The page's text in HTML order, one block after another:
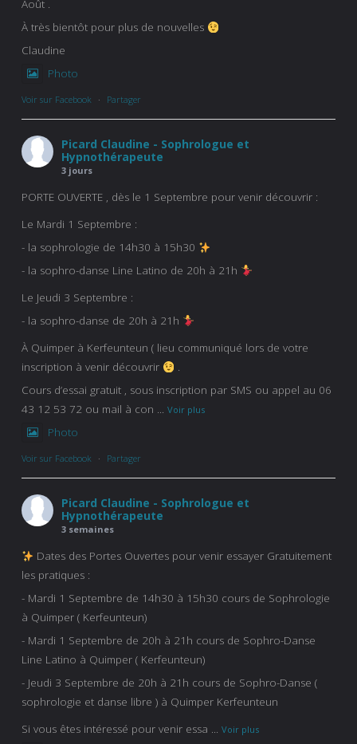
Août .
À très bientôt pour plus de nouvelles
Claudine
Photo
Voir sur Facebook · Partager
Picard Claudine - Sophrologue et
Hypnothérapeute
3 jours
PORTE OUVERTE , dès le 1 Septembre pour venir découvrir :
Le Mardi 1 Septembre :
- la sophrologie de 14h30 à 15h30
- la sophro-danse Line Latino de 20h à 21h
Le Jeudi 3 Septembre :
- la sophro-danse de 20h à 21h
À Quimper à Kerfeunteun ( lieu communiqué lors de votre
inscription à venir découvrir
.
Cours d’essai gratuit , sous inscription par SMS ou appel au 06
43 12 53 72 ou mail à con ... Voir plus
Photo
Voir sur Facebook · Partager
Picard Claudine - Sophrologue et
Hypnothérapeute
3 semaines
Dates des Portes Ouvertes pour venir essayer Gratuitement
les pratiques :
- Mardi 1 Septembre de 14h30 à 15h30 cours de Sophrologie
à Quimper ( Kerfeunteun)
- Mardi 1 Septembre de 20h à 21h cours de Sophro-Danse
Line Latino à Quimper ( Kerfeunteun)
- Jeudi 3 Septembre de 20h à 21h cours de Sophro-Danse (
sophrologie et danse libre ) à Quimper Kerfeunteun
Si vous êtes intéressé pour venir essa ... Voir plus